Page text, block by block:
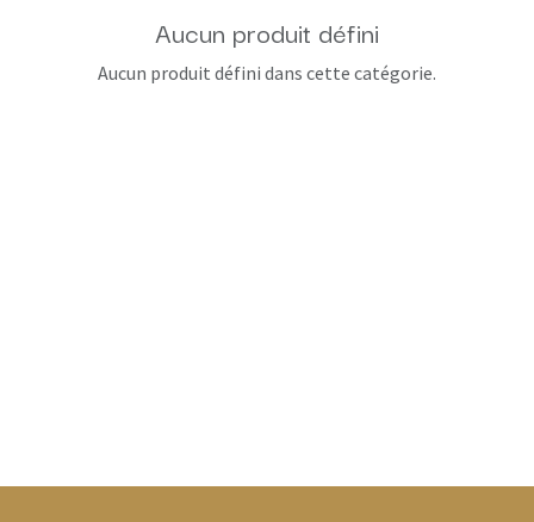
Aucun produit défini
Aucun produit défini dans cette catégorie.